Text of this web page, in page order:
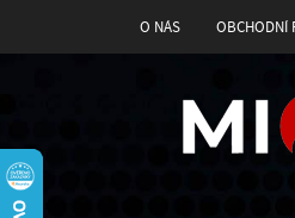
O NÁS OBCHODNÍ